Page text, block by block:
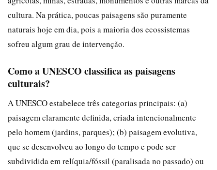
cultura. Na prática, poucas paisagens são puramente
naturais hoje em dia, pois a maioria dos ecossistemas
sofreu algum grau de intervenção.
Como a UNESCO classifica as paisagens
culturais?
A UNESCO estabelece três categorias principais: (a)
paisagem claramente definida, criada intencionalmente
pelo homem (jardins, parques); (b) paisagem evolutiva,
que se desenvolveu ao longo do tempo e pode ser
subdividida em relíquia/fóssil (paralisada no passado) ou